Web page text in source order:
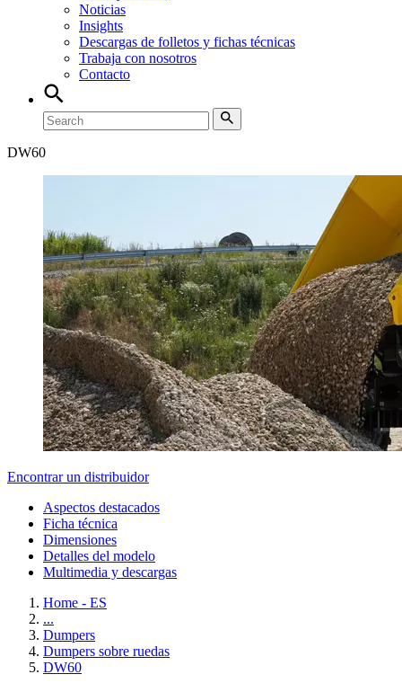
Noticias
Insights
Descargas de folletos y fichas técnicas
Trabaja con nosotros
Contacto
DW60
Encontrar un distribuidor
Aspectos destacados
Ficha técnica
Dimensiones
Detalles del modelo
Multimedia y descargas
Home - ES
...
Dumpers
Dumpers sobre ruedas
DW60